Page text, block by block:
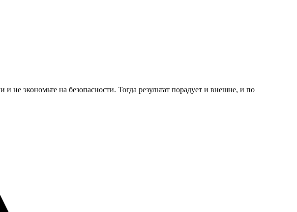
экономьте на безопасности. Тогда результат порадует и внешне, и по